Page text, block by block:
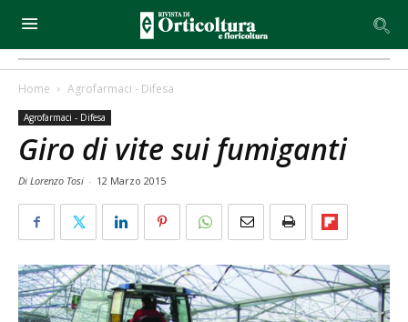
Home Agrofarmaci - Difesa
Agrofarmaci - Difesa
Giro di vite sui fumiganti
Di Lorenzo Tosi - 12 Marzo 2015